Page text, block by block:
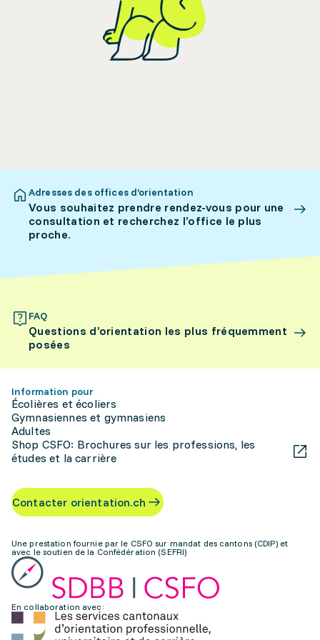
Adresses des offices d’orientation
Vous souhaitez prendre rendez-vous pour une
consultation et recherchez l’office le plus
proche.
FAQ
Questions d’orientation les plus fréquemment
posées
Information pour
Écolières et écoliers
Gymnasiennes et gymnasiens
Adultes
Shop CSFO: Brochures sur les professions, les
études et la carrière
Contacter orientation.ch
Une prestation fournie par le CSFO sur mandat des cantons (CDIP) et
avec le soutien de la Confédération (SEFRI)
En collaboration avec: